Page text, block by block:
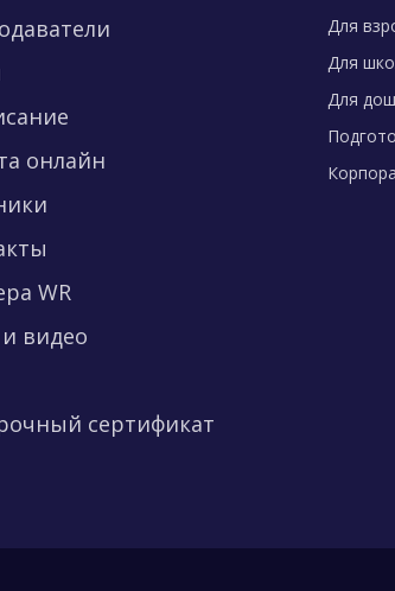
онлайн
WR
видео
сертификат
Для
Для
Для